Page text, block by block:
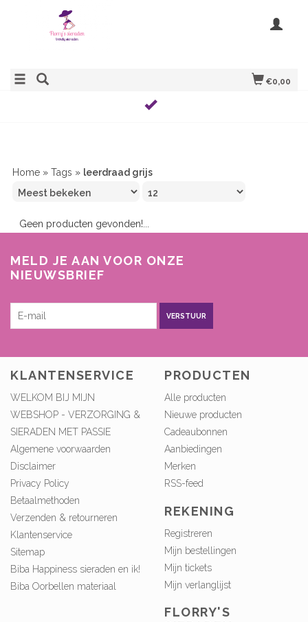
€0,00
Home » Tags » leerdraad grijs
Geen producten gevonden!...
MELD JE AAN VOOR ONZE
NIEUWSBRIEF
VERSTUUR
KLANTENSERVICE
WELKOM BIJ MIJN
WEBSHOP - VERZORGING &
SIERADEN MET PASSIE
Algemene voorwaarden
Disclaimer
Privacy Policy
Betaalmethoden
Verzenden & retourneren
Klantenservice
Sitemap
Biba Happiness sieraden en ik!
Biba Oorbellen materiaal
PRODUCTEN
Alle producten
Nieuwe producten
Cadeaubonnen
Aanbiedingen
Merken
RSS-feed
REKENING
Registreren
Mijn bestellingen
Mijn tickets
Mijn verlanglijst
FLORRY'S